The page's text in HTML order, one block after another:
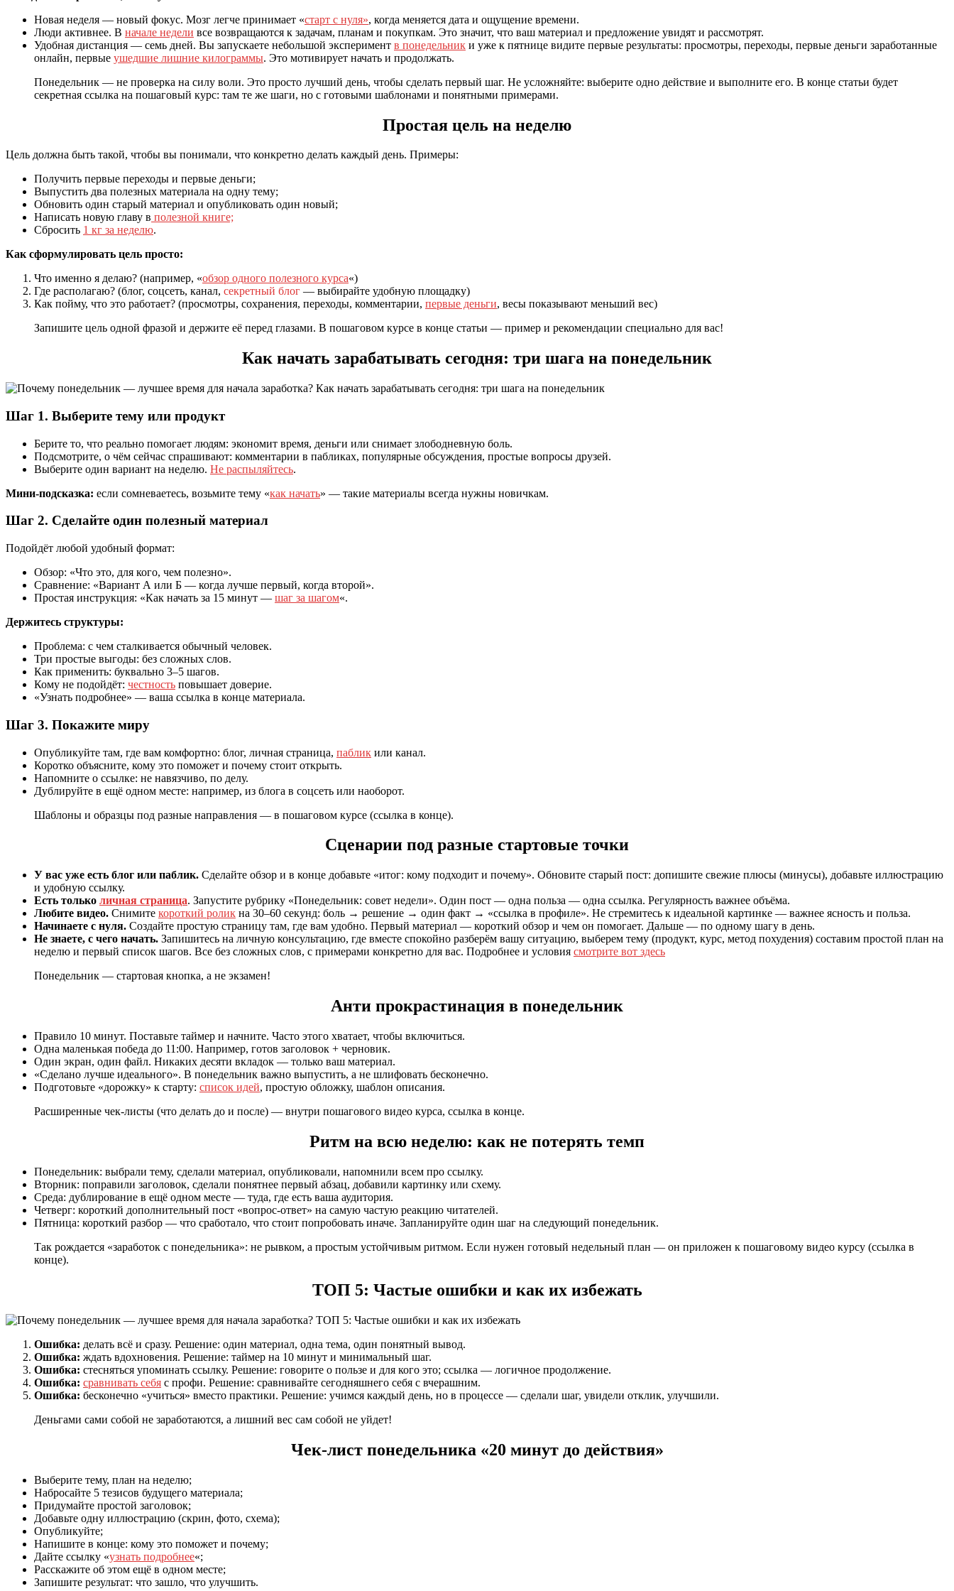
Новая неделя — новый фокус. Мозг легче принимает «старт с нуля», когда меняется дата и ощущение времени.
Люди активнее. В начале недели все возвращаются к задачам, планам и покупкам. Это значит, что ваш материал и предложение увидят и рассмотрят.
Удобная дистанция — семь дней. Вы запускаете небольшой эксперимент в понедельник и уже к пятнице видите первые результаты: просмотры, переходы, первые деньги заработанные
онлайн, первые ушедшие лишние килограммы. Это мотивирует начать и продолжать.
Понедельник — не проверка на силу воли. Это просто лучший день, чтобы сделать первый шаг. Не усложняйте: выберите одно действие и выполните его. В конце статьи будет
секретная ссылка на пошаговый курс: там те же шаги, но с готовыми шаблонами и понятными примерами.
Простая цель на неделю
Цель должна быть такой, чтобы вы понимали, что конкретно делать каждый день. Примеры:
Получить первые переходы и первые деньги;
Выпустить два полезных материала на одну тему;
Обновить один старый материал и опубликовать один новый;
Написать новую главу в полезной книге;
Сбросить 1 кг за неделю.
Как сформулировать цель просто:
Что именно я делаю? (например, «обзор одного полезного курса«)
Где располагаю? (блог, соцсеть, канал, секретный блог — выбирайте удобную площадку)
Как пойму, что это работает? (просмотры, сохранения, переходы, комментарии, первые деньги, весы показывают меньший вес)
Запишите цель одной фразой и держите её перед глазами. В пошаговом курсе в конце статьи — пример и рекомендации специально для вас!
Как начать зарабатывать сегодня: три шага на понедельник
Шаг 1. Выберите тему или продукт
Берите то, что реально помогает людям: экономит время, деньги или снимает злободневную боль.
Подсмотрите, о чём сейчас спрашивают: комментарии в пабликах, популярные обсуждения, простые вопросы друзей.
Выберите один вариант на неделю. Не распыляйтесь.
Мини‑подсказка: если сомневаетесь, возьмите тему «как начать» — такие материалы всегда нужны новичкам.
Шаг 2. Сделайте один полезный материал
Подойдёт любой удобный формат:
Обзор: «Что это, для кого, чем полезно».
Сравнение: «Вариант А или Б — когда лучше первый, когда второй».
Простая инструкция: «Как начать за 15 минут — шаг за шагом«.
Держитесь структуры:
Проблема: с чем сталкивается обычный человек.
Три простые выгоды: без сложных слов.
Как применить: буквально 3–5 шагов.
Кому не подойдёт: честность повышает доверие.
«Узнать подробнее» — ваша ссылка в конце материала.
Шаг 3. Покажите миру
Опубликуйте там, где вам комфортно: блог, личная страница, паблик или канал.
Коротко объясните, кому это поможет и почему стоит открыть.
Напомните о ссылке: не навязчиво, по делу.
Дублируйте в ещё одном месте: например, из блога в соцсеть или наоборот.
Шаблоны и образцы под разные направления — в пошаговом курсе (ссылка в конце).
Сценарии под разные стартовые точки
У вас уже есть блог или паблик. Сделайте обзор и в конце добавьте «итог: кому подходит и почему». Обновите старый пост: допишите свежие плюсы (минусы), добавьте иллюстрацию
и удобную ссылку.
Есть только личная страница. Запустите рубрику «Понедельник: совет недели». Один пост — одна польза — одна ссылка. Регулярность важнее объёма.
Любите видео. Снимите короткий ролик на 30–60 секунд: боль → решение → один факт → «ссылка в профиле». Не стремитесь к идеальной картинке — важнее ясность и польза.
Начинаете с нуля. Создайте простую страницу там, где вам удобно. Первый материал — короткий обзор и чем он помогает. Дальше — по одному шагу в день.
Не знаете, с чего начать. Запишитесь на личную консультацию, где вместе спокойно разберём вашу ситуацию, выберем тему (продукт, курс, метод похудения) составим простой план на
неделю и первый список шагов. Все без сложных слов, с примерами конкретно для вас. Подробнее и условия смотрите вот здесь
Понедельник — стартовая кнопка, а не экзамен!
Анти прокрастинация в понедельник
Правило 10 минут. Поставьте таймер и начните. Часто этого хватает, чтобы включиться.
Одна маленькая победа до 11:00. Например, готов заголовок + черновик.
Один экран, один файл. Никаких десяти вкладок — только ваш материал.
«Сделано лучше идеального». В понедельник важно выпустить, а не шлифовать бесконечно.
Подготовьте «дорожку» к старту: список идей, простую обложку, шаблон описания.
Расширенные чек‑листы (что делать до и после) — внутри пошагового видео курса, ссылка в конце.
Ритм на всю неделю: как не потерять темп
Понедельник: выбрали тему, сделали материал, опубликовали, напомнили всем про ссылку.
Вторник: поправили заголовок, сделали понятнее первый абзац, добавили картинку или схему.
Среда: дублирование в ещё одном месте — туда, где есть ваша аудитория.
Четверг: короткий дополнительный пост «вопрос‑ответ» на самую частую реакцию читателей.
Пятница: короткий разбор — что сработало, что стоит попробовать иначе. Запланируйте один шаг на следующий понедельник.
Так рождается «заработок с понедельника»: не рывком, а простым устойчивым ритмом. Если нужен готовый недельный план — он приложен к пошаговому видео курсу (ссылка в
конце).
ТОП 5: Частые ошибки и как их избежать
Ошибка: делать всё и сразу. Решение: один материал, одна тема, один понятный вывод.
Ошибка: ждать вдохновения. Решение: таймер на 10 минут и минимальный шаг.
Ошибка: стесняться упоминать ссылку. Решение: говорите о пользе и для кого это; ссылка — логичное продолжение.
Ошибка: сравнивать себя с профи. Решение: сравнивайте сегодняшнего себя с вчерашним.
Ошибка: бесконечно «учиться» вместо практики. Решение: учимся каждый день, но в процессе — сделали шаг, увидели отклик, улучшили.
Деньгами сами собой не заработаются, а лишний вес сам собой не уйдет!
Чек‑лист понедельника «20 минут до действия»
Выберите тему, план на неделю;
Набросайте 5 тезисов будущего материала;
Придумайте простой заголовок;
Добавьте одну иллюстрацию (скрин, фото, схема);
Опубликуйте;
Напишите в конце: кому это поможет и почему;
Дайте ссылку «узнать подробнее«;
Расскажите об этом ещё в одном месте;
Запишите результат: что зашло, что улучшить.